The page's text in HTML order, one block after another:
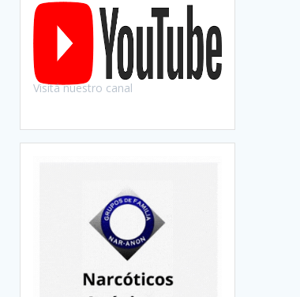
Visitá nuestro canal